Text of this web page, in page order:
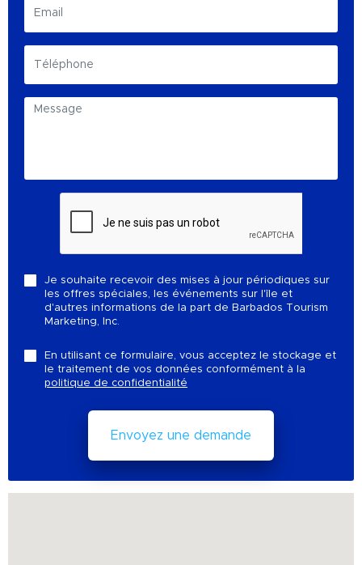
Je souhaite recevoir des mises à jour périodiques sur
les offres spéciales, les événements sur l'île et
d'autres informations de la part de Barbados Tourism
Marketing, Inc.
En utilisant ce formulaire, vous acceptez le stockage et
le traitement de vos données conformément à la
politique de confidentialité